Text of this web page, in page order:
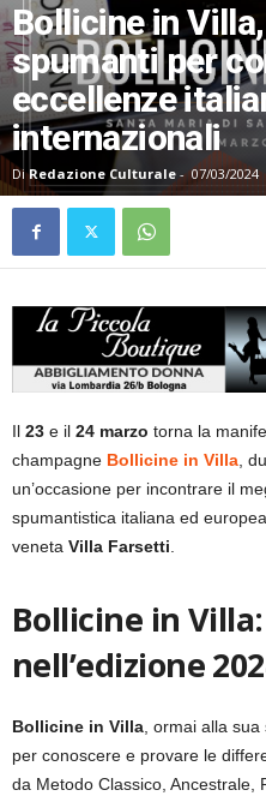
Bollicine in
spumanti per
eccellenze
internazionali
Di Redazione Culturale - 07/03/2024
Il 23 e il 24 marzo torna la
champagne Bollicine in Villa,
un’occasione per incontrare il
spumantistica italiana ed
veneta Villa Farsetti.
Bollicine in
nell’edizione
Bollicine in Villa, ormai alla sua
per conoscere e provare le
da Metodo Classico, Ancestrale,